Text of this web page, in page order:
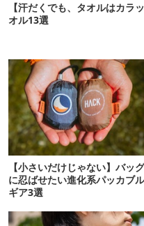
【汗だくでも、タオルはカラ
オル13選
【小さいだけじゃない】バッグ
に忍ばせたい進化系パッカブル
ギア3選